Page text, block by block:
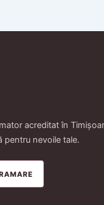
acreditat în
pentru nevoile tale.